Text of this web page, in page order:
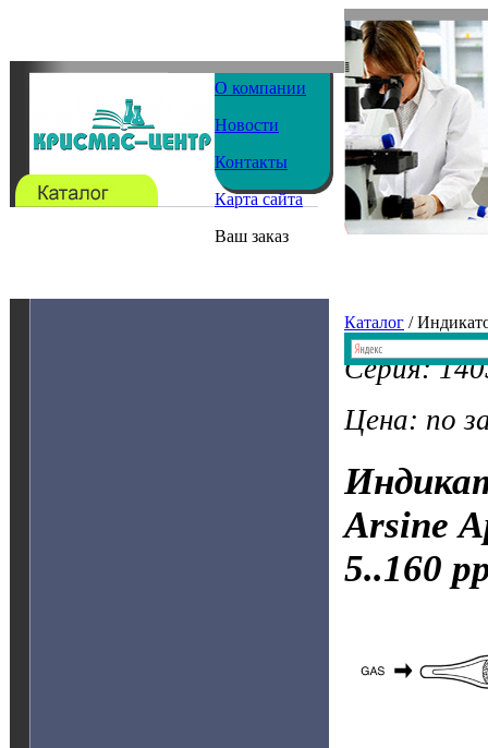
О компании
Новости
Контакты
Карта сайта
Ваш заказ
Каталог /
Серия:
Цена: по
Arsine
5..160